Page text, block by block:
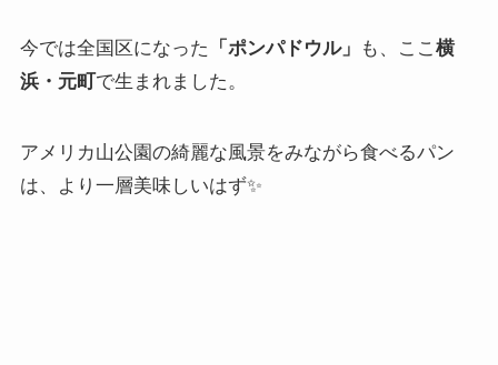
今では全国区になった 「ポンパドウル」 も、ここ 横
浜・元町で生まれました。
アメリカ山公園の綺麗な風景をみながら食べるパン
は、より一層美味しいはず✨